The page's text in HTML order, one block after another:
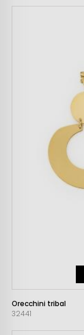
Orecchini tribal
32441